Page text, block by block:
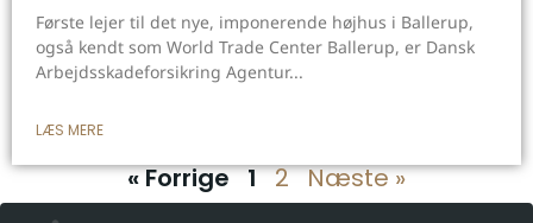
Første lejer til det nye, imponerende højhus i Ballerup,
også kendt som World Trade Center Ballerup, er Dansk
Arbejdsskadeforsikring Agentur
LÆS MERE
« Forrige 1 2 Næste »